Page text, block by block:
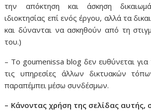
την απόκτηση και άσκηση
ιδιοκτησίας επί ενός έργου, αλλά τα
και δύνανται να ασκηθούν από τη
του.)
– Το goumenissa blog δεν ευθύνεται για
τις υπηρεσίες άλλων δικτυακών
παραπέμπει μέσω συνδέσμων.
– Κάνοντας χρήση της σελίδας αυτής,